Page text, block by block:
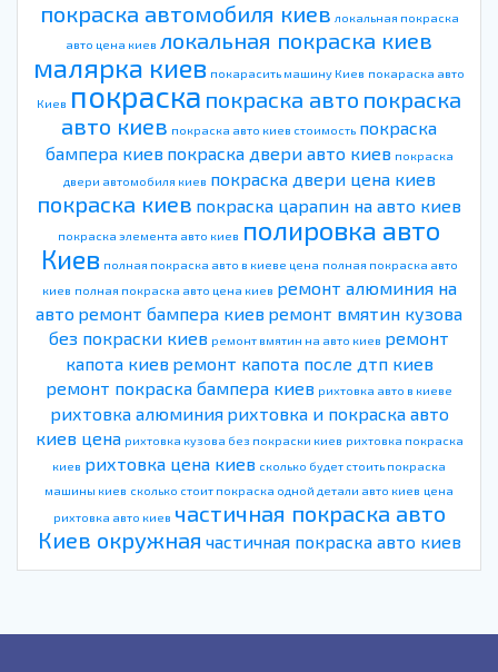
покраска автомобиля киев локальная покраска
авто цена киев локальная покраска киев
малярка киев покарасить машину Киев покараска авто
Киев покраска покраска авто покраска
авто киев покраска авто киев стоимость покраска
бампера киев покраска двери авто киев покраска
двери автомобиля киев покраска двери цена киев
покраска киев покраска царапин на авто киев
покраска элемента авто киев полировка авто
Киев полная покраска авто в киеве цена полная покраска авто
киев полная покраска авто цена киев ремонт алюминия на
авто ремонт бампера киев ремонт вмятин кузова
без покраски киев ремонт вмятин на авто киев ремонт
капота киев ремонт капота после дтп киев
ремонт покраска бампера киев рихтовка авто в киеве
рихтовка алюминия рихтовка и покраска авто
киев цена рихтовка кузова без покраски киев рихтовка покраска
киев рихтовка цена киев сколько будет стоить покраска
машины киев сколько стоит покраска одной детали авто киев цена
рихтовка авто киев частичная покраска авто
Киев окружная частичная покраска авто киев